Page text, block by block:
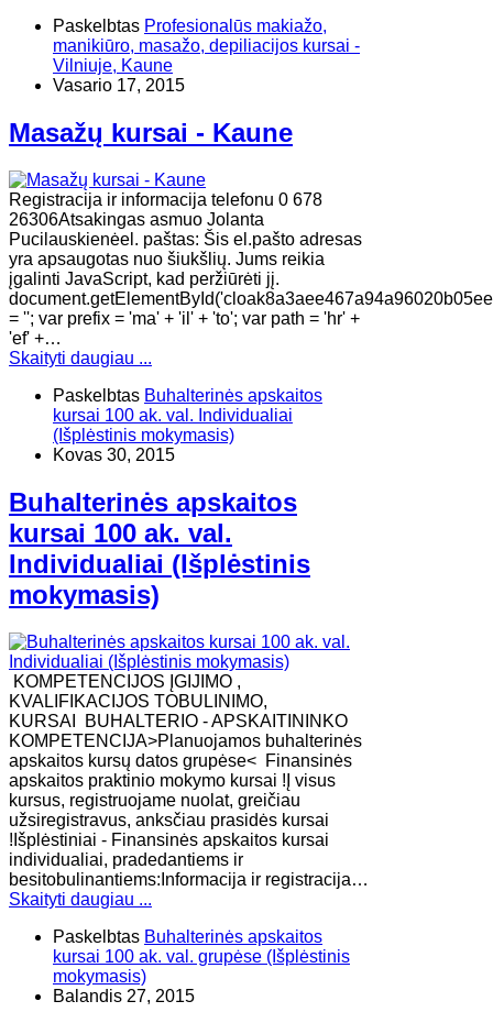
Paskelbtas Profesionalūs makiažo,
manikiūro, masažo, depiliacijos kursai -
Vilniuje, Kaune
Vasario 17, 2015
Masažų kursai - Kaune
Registracija ir informacija telefonu 0 678
26306Atsakingas asmuo Jolanta
Pucilauskienėel. paštas: Šis el.pašto adresas
yra apsaugotas nuo šiukšlių. Jums reikia
įgalinti JavaScript, kad peržiūrėti jį.
= ''; var prefix = 'ma' + 'il' + 'to'; var path = 'hr' +
'ef' +…
Skaityti daugiau ...
Paskelbtas Buhalterinės apskaitos
kursai 100 ak. val. Individualiai
(Išplėstinis mokymasis)
Kovas 30, 2015
Buhalterinės apskaitos
kursai 100 ak. val.
Individualiai (Išplėstinis
mokymasis)
KOMPETENCIJOS ĮGIJIMO ,
KVALIFIKACIJOS TOBULINIMO,
KURSAI BUHALTERIO - APSKAITININKO
KOMPETENCIJA>Planuojamos buhalterinės
apskaitos kursų datos grupėse< Finansinės
apskaitos praktinio mokymo kursai !Į visus
kursus, registruojame nuolat, greičiau
užsiregistravus, anksčiau prasidės kursai
!Išplėstiniai - Finansinės apskaitos kursai
individualiai, pradedantiems ir
besitobulinantiems:Informacija ir registracija…
Skaityti daugiau ...
Paskelbtas Buhalterinės apskaitos
kursai 100 ak. val. grupėse (Išplėstinis
mokymasis)
Balandis 27, 2015